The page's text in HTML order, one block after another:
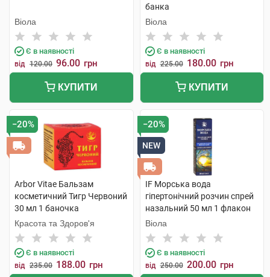
Віола
Є в наявності
від 120.00 96.00 грн
КУПИТИ
банка
Віола
Є в наявності
від 225.00 180.00 грн
КУПИТИ
−20%
Arbor Vitae Бальзам
косметичний Тигр Червоний
30 мл 1 баночка
Красота та Здоров'я
Є в наявності
від 235.00 188.00 грн
−20%
NEW
IF Морська вода
гіпертонічний розчин спрей
назальний 50 мл 1 флакон
Віола
Є в наявності
від 250.00 200.00 грн